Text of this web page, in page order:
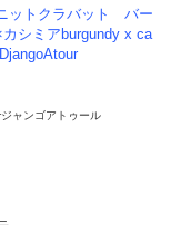
ットクラバット バー
シミアburgundy x ca
ャンゴアトゥール